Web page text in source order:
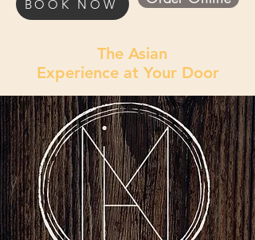
BOOK NOW
The Asian
Experience at Your Door